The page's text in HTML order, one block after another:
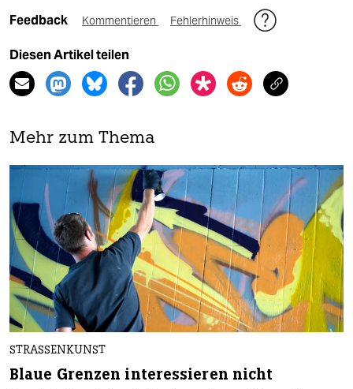
Feedback Kommentieren Fehlerhinweis
Diesen Artikel teilen
Mehr zum Thema
STRASSENKUNST
Blaue Grenzen interessieren nicht